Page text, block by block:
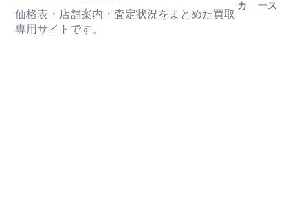
価格表・店舗案内・査定状況をまとめた買取
専用サイトです。
カ
ース